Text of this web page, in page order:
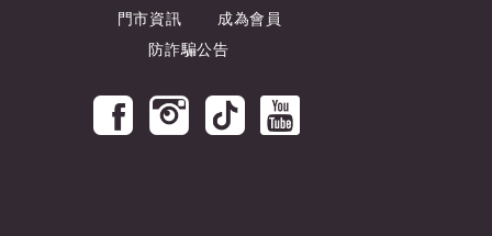
門市資訊
成為會員
防詐騙公告